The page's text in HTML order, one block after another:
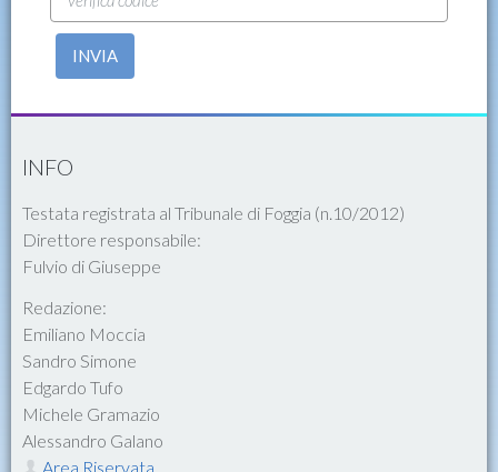
INVIA
INFO
Testata registrata al Tribunale di Foggia (n.10/2012)
Direttore responsabile:
Fulvio di Giuseppe
Redazione:
Emiliano Moccia
Sandro Simone
Edgardo Tufo
Michele Gramazio
Alessandro Galano
Area Riservata